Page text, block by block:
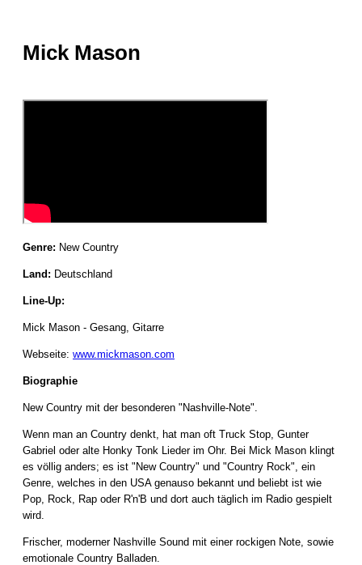
Mick Mason
Genre: New Country
Land: Deutschland
Line-Up:
Mick Mason - Gesang, Gitarre
Webseite: www.mickmason.com
Biographie
New Country mit der besonderen "Nashville-Note".
Wenn man an Country denkt, hat man oft Truck Stop, Gunter
Gabriel oder alte Honky Tonk Lieder im Ohr. Bei Mick Mason klingt
es völlig anders; es ist "New Country" und "Country Rock", ein
Genre, welches in den USA genauso bekannt und beliebt ist wie
Pop, Rock, Rap oder R'n'B und dort auch täglich im Radio gespielt
wird.
Frischer, moderner Nashville Sound mit einer rockigen Note, sowie
emotionale Country Balladen.